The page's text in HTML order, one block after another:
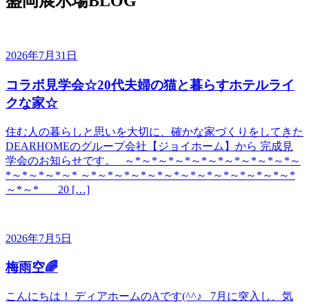
2026年7月31日
コラボ見学会☆20代夫婦の猫と暮らすホテルライ
クな家☆
住む人の暮らしと思いを大切に、確かな家づくりをしてきた
DEARHOMEのグループ会社【ジョイホーム】から 完成見
学会のお知らせです。 ～*～*～*～*～*～*～*～*～*～*～
*～*～*～*～* ～*～*～*～*～*～*～*～*～*～*～*～*～*
～*～* 20 […]
2026年7月5日
梅雨空🌈
こんにちは！ ディアホームのAです(^^♪ 7月に突入し、気